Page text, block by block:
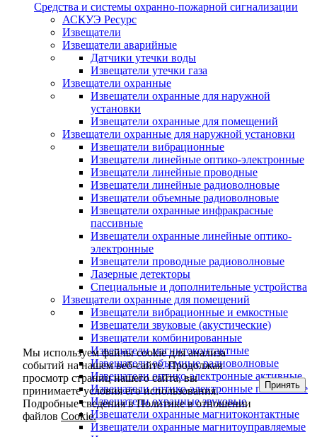
Средства и системы охранно-пожарной сигнализации
АСКУЭ Ресурс
Извещатели
Извещатели аварийные
Датчики утечки воды
Извещатели утечки газа
Извещатели охранные
Извещатели охранные для наружной
установки
Извещатели охранные для помещений
Извещатели охранные для наружной установки
Извещатели вибрационные
Извещатели линейные оптико-электронные
Извещатели линейные проводные
Извещатели линейные радиоволновые
Извещатели объемные радиоволновые
Извещатели охранные инфракрасные
пассивные
Извещатели охранные линейные оптико-
электронные
Извещатели проводные радиоволновые
Лазерные детекторы
Специальные и дополнительные устройства
Извещатели охранные для помещений
Извещатели вибрационные и емкостные
Извещатели звуковые (акустические)
Извещатели комбинированные
Извещатели магнитоконтактные
Извещатели объемные радиоволновые
Извещатели оптико-электронные активные
Извещатели оптико-электронные пассивные
Извещатели охранные звуковые
Извещатели охранные магнитоконтактные
Извещатели охранные магнитоуправляемые
Мы используем файлы cookie для анализа
событий на нашем веб-сайте. Продолжая
просмотр страниц нашего сайта, вы
принимаете условия его использования.
Подробные сведения в Политике в отношении
файловCookie.
Принять